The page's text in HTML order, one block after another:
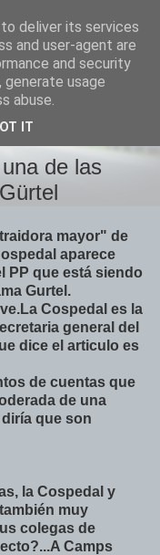
de las
mayor" de
aparece
PP que está siendo
Gurtel.
Cospedal es la
general del
dice el articulo es
de cuentas que
de una
que son
la Cospedal y
muy
colegas de
Camps
deliver its services
and user-agent are
and security
usage
abuse.
IT